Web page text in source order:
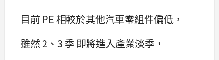
目前 PE 相較於其他汽車零組件偏低，
雖然 2、3 季 即將進入產業淡季，